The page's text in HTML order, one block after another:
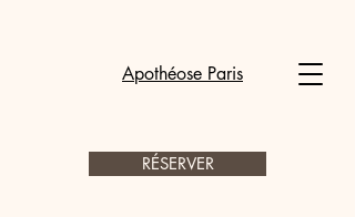
Apothéose Paris
RÉSERVER